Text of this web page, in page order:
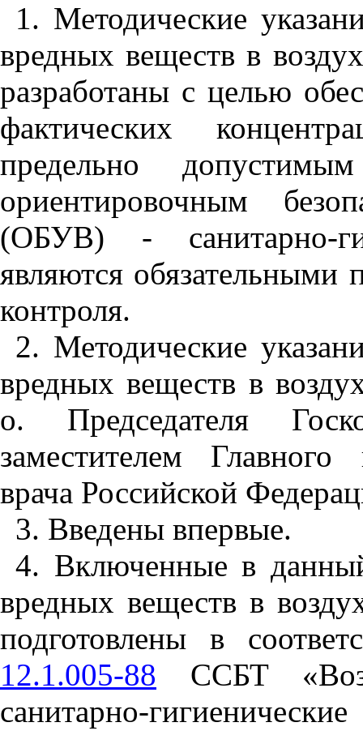
1. Методические
вредных веществ в
разработаны с целью
фактических
предельно
ориентировочным
(ОБУВ) - санитарно-
являются обязательными
контроля.
2. Методические
вредных веществ в
о. Председателя
заместителем Главного
врача Российской
3. Введены впервые.
4. Включенные в
вредных веществ в
подготовлены в
12.1.005-88 ССБТ
санитарно-